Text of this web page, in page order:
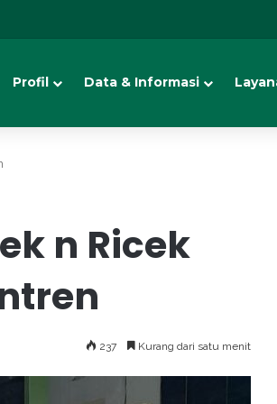
Profil Data & Informasi
n Ricek
237 Kurang dari satu menit